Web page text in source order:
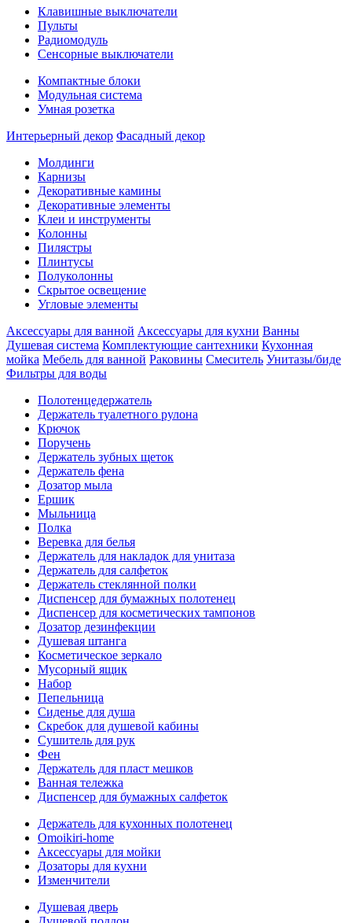
Клавишные выключатели
Пульты
Радиомодуль
Сенсорные выключатели
Компактные блоки
Модульная система
Умная розетка
Интерьерный декор Фасадный декор
Молдинги
Карнизы
Декоративные камины
Декоративные элементы
Клеи и инструменты
Колонны
Пилястры
Плинтусы
Полуколонны
Скрытое освещение
Угловые элементы
Аксессуары для ванной Аксессуары для кухни Ванны
Душевая система Комплектующие сантехники Кухонная
мойка Мебель для ванной Раковины Смеситель Унитазы/биде
Фильтры для воды
Полотенцедержатель
Держатель туалетного рулона
Крючок
Поручень
Держатель зубных щеток
Держатель фена
Дозатор мыла
Eршик
Мыльница
Полка
Веревка для белья
Держатель для накладок для унитаза
Держатель для салфеток
Держатель стеклянной полки
Диспенсер для бумажных полотенец
Диспенсер для косметических тампонов
Дозатор дезинфекции
Душевая штанга
Косметическое зеркало
Мусорный ящик
Набор
Пепельница
Сиденье для душа
Скребок для душевой кабины
Сушитель для рук
Фен
Держатель для пласт мешков
Ванная тележка
Диспенсер для бумажных салфеток
Держатель для кухонных полотенец
Omoikiri-home
Аксессуары для мойки
Дозаторы для кухни
Изменчители
Душевая дверь